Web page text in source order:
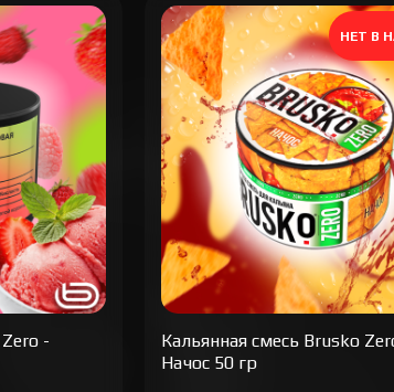
-
НЕТ В
Кальянная cмесь Brusko
Начос 50 гр